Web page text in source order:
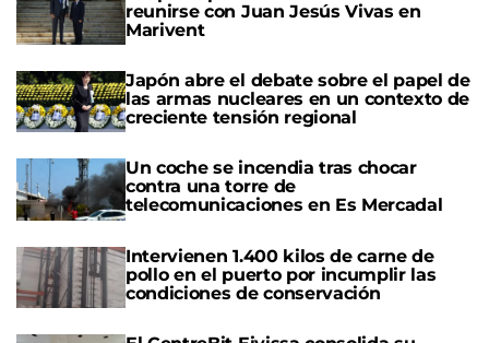
reunirse con Juan Jesús Vivas en
Marivent
Japón abre el debate sobre el papel de
las armas nucleares en un contexto de
creciente tensión regional
Un coche se incendia tras chocar
contra una torre de
telecomunicaciones en Es Mercadal
Intervienen 1.400 kilos de carne de
pollo en el puerto por incumplir las
condiciones de conservación